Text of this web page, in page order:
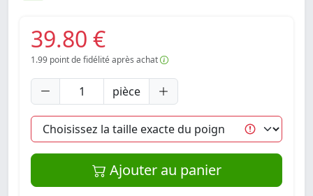
39.80 €
1.99 point de fidélité après achat
pièce
Ajouter au panier